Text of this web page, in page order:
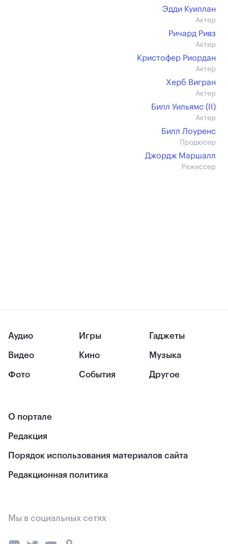
Эдди Куиллан
Актер
Ричард Ривз
Актер
Кристофер Риордан
Актер
Херб Вигран
Актер
Билл Уильямс (II)
Актер
Билл Лоуренс
Продюсер
Джордж Маршалл
Режиссер
Аудио
Видео
Фото
Игры
Кино
События
Гаджеты
Музыка
Другое
О портале
Редакция
Порядок использования материалов сайта
Редакционная политика
Мы в социальных сетях